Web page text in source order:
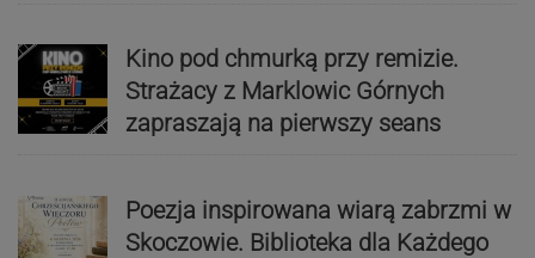
Kino pod chmurką przy remizie.
Strażacy z Marklowic Górnych
zapraszają na pierwszy seans
Poezja inspirowana wiarą zabrzmi w
Skoczowie. Biblioteka dla Każdego